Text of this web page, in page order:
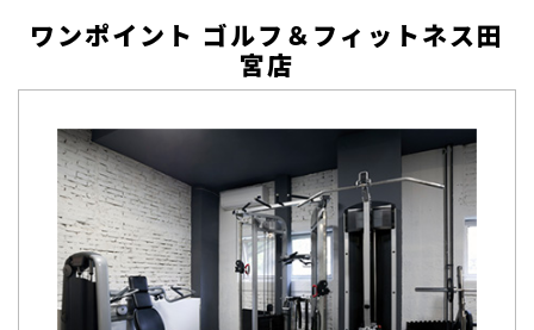
ワンポイント ゴルフ＆フィットネス田
宮店